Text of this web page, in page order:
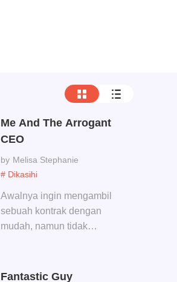
# Dikasihi
Me And The Arrogant
CEO
Melisa Stephanie
Awalnya ingin mengambil
sebuah kontrak dengan
mudah, namun tidak
Arrogant, merampas barang
Fantastic Guy